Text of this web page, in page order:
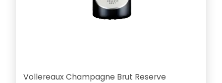
Vollereaux Champagne Brut Reserve